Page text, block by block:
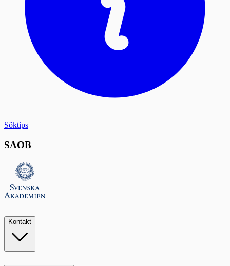
Söktips
SAOB
Kontakt